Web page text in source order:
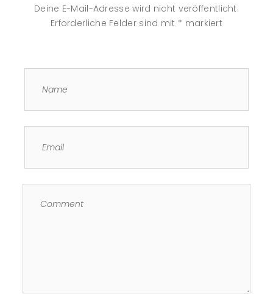
Deine E-Mail-Adresse wird nicht veröffentlicht.
Erforderliche Felder sind mit * markiert